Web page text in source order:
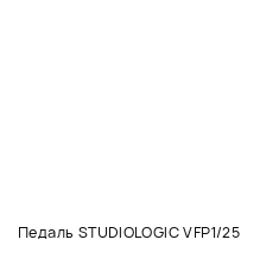
Педаль STUDIOLOGIC VFP1/25